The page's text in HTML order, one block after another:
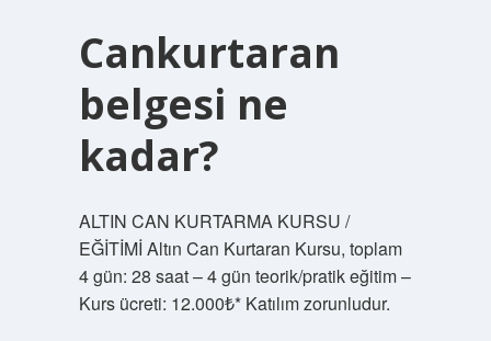
Cankurtaran
belgesi ne
kadar?
ALTIN ​​CAN KURTARMA KURSU /
EĞİTİMİ Altın Can Kurtaran Kursu, toplam
4 gün: 28 saat – 4 gün teorik/pratik eğitim –
Kurs ücreti: 12.000₺* Katılım zorunludur.